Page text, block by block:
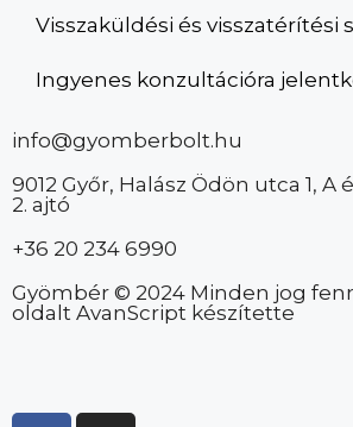
Visszaküldési és visszatérítési
Ingyenes konzultációra
info@gyomberbolt.hu
9012 Győr, Halász Ödön utca 1,
2. ajtó
+36 20 234 6990
Gyömbér © 2024 Minden jog
oldalt AvanScript készítette